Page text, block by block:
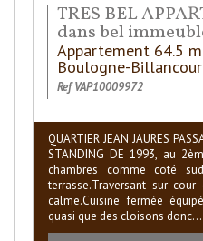
TRES BEL
dans bel
Appartement 64.5
Boulogne-
Ref VAP10009972
QUARTIER JEAN JAURES
STANDING DE 1993, au
chambres comme coté
terrasse.Traversant sur
calme.Cuisine fermée
quasi que des cloisons donc...